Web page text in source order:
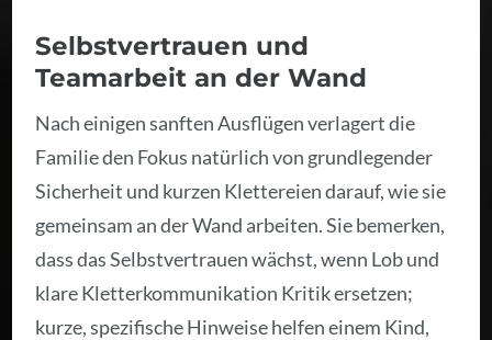
Selbstvertrauen und
Teamarbeit an der Wand
Nach einigen sanften Ausflügen verlagert die
Familie den Fokus natürlich von grundlegender
Sicherheit und kurzen Klettereien darauf, wie sie
gemeinsam an der Wand arbeiten. Sie bemerken,
dass das Selbstvertrauen wächst, wenn Lob und
klare Kletterkommunikation Kritik ersetzen;
kurze, spezifische Hinweise helfen einem Kind,